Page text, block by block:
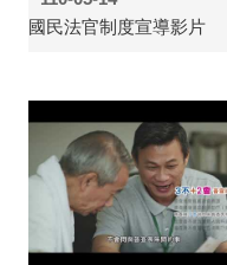
國民法官制度宣導影片